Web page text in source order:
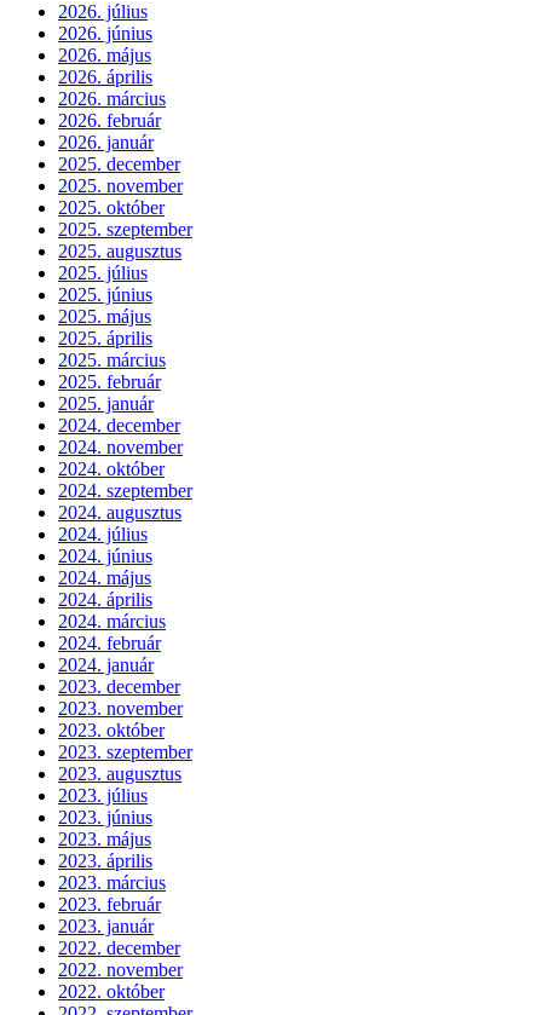
2026. július
2026. június
2026. május
2026. április
2026. március
2026. február
2026. január
2025. december
2025. november
2025. október
2025. szeptember
2025. augusztus
2025. július
2025. június
2025. május
2025. április
2025. március
2025. február
2025. január
2024. december
2024. november
2024. október
2024. szeptember
2024. augusztus
2024. július
2024. június
2024. május
2024. április
2024. március
2024. február
2024. január
2023. december
2023. november
2023. október
2023. szeptember
2023. augusztus
2023. július
2023. június
2023. május
2023. április
2023. március
2023. február
2023. január
2022. december
2022. november
2022. október